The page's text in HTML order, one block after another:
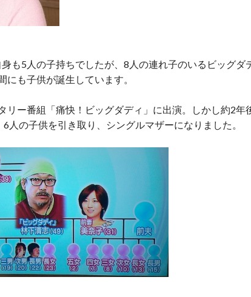
も5人の子持ちでしたが、8人の連れ子のいるビッグダ
にも子供が誕生しています。
リー番組「痛快！ビッグダディ」に出演。しかし約2年
人の子供を引き取り、シングルマザーになりました。